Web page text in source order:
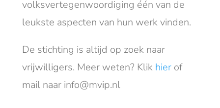
volksvertegenwoordiging één van de
leukste aspecten van hun werk vinden.
De stichting is altijd op zoek naar
vrijwilligers. Meer weten? Klik hierof
mail naar info@mvip.nl